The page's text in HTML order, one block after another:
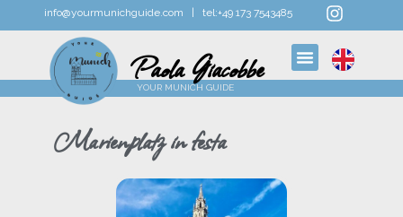
info@yourmunichguide.com | tel:+49 173 7543485
Paola Giacobbe
YOUR MUNICH GUIDE
Marienplatz in festa